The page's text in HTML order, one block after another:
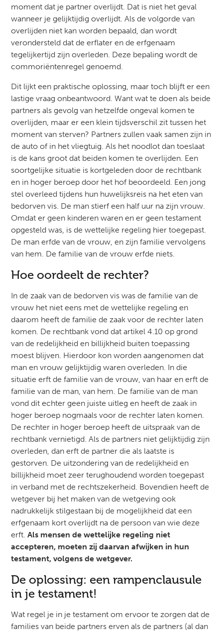
moment dat je partner overlijdt. Dat is niet het geval
wanneer je gelijktijdig overlijdt. Als de volgorde van
overlijden niet kan worden bepaald, dan wordt
verondersteld dat de erflater en de erfgenaam
tegelijkertijd zijn overleden. Deze bepaling wordt de
commoriëntenregel genoemd.
Dit lijkt een praktische oplossing, maar toch blijft er een
lastige vraag onbeantwoord. Want wat te doen als beide
partners als gevolg van hetzelfde ongeval komen te
overlijden, maar er een klein tijdsverschil zit tussen het
moment van sterven? Partners zullen vaak samen zijn in
de auto of in het vliegtuig. Als het noodlot dan toeslaat
is de kans groot dat beiden komen te overlijden. Een
soortgelijke situatie is kortgeleden door de rechtbank
en in hoger beroep door het hof beoordeeld. Een jong
stel overleed tijdens hun huwelijksreis na het eten van
bedorven vis. De man stierf een half uur na zijn vrouw.
Omdat er geen kinderen waren en er geen testament
opgesteld was, is de wettelijke regeling hier toegepast.
De man erfde van de vrouw, en zijn familie vervolgens
van hem. De familie van de vrouw erfde niets.
Hoe oordeelt de rechter?
In de zaak van de bedorven vis was de familie van de
vrouw het niet eens met de wettelijke regeling en
daarom heeft de familie de zaak voor de rechter laten
komen. De rechtbank vond dat artikel 4.10 op grond
van de redelijkheid en billijkheid buiten toepassing
moest blijven. Hierdoor kon worden aangenomen dat
man en vrouw gelijktijdig waren overleden. In die
situatie erft de familie van de vrouw, van haar en erft de
familie van de man, van hem. De familie van de man
vond dit echter geen juiste uitleg en heeft de zaak in
hoger beroep nogmaals voor de rechter laten komen.
De rechter in hoger beroep heeft de uitspraak van de
rechtbank vernietigd. Als de partners niet gelijktijdig zijn
overleden, dan erft de partner die als laatste is
gestorven. De uitzondering van de redelijkheid en
billijkheid moet zeer terughoudend worden toegepast
in verband met de rechtszekerheid. Bovendien heeft de
wetgever bij het maken van de wetgeving ook
nadrukkelijk stilgestaan bij de mogelijkheid dat een
erfgenaam kort overlijdt na de persoon van wie deze
erft.Als mensen de wettelijke regeling niet
accepteren, moeten zij daarvan afwijken in hun
testament, volgens de wetgever.
De oplossing: een rampenclausule
in je testament!
Wat regel je in je testament om ervoor te zorgen dat de
families van beide partners erven als de partners (al dan